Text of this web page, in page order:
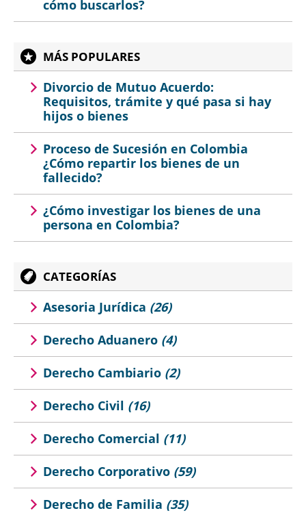
cómo buscarlos?
MÁS POPULARES
Divorcio de Mutuo Acuerdo:
Requisitos, trámite y qué pasa si hay
hijos o bienes
Proceso de Sucesión en Colombia
¿Cómo repartir los bienes de un
fallecido?
¿Cómo investigar los bienes de una
persona en Colombia?
CATEGORÍAS
Asesoria Jurídica (26)
Derecho Aduanero (4)
Derecho Cambiario (2)
Derecho Civil (16)
Derecho Comercial (11)
Derecho Corporativo (59)
Derecho de Familia (35)